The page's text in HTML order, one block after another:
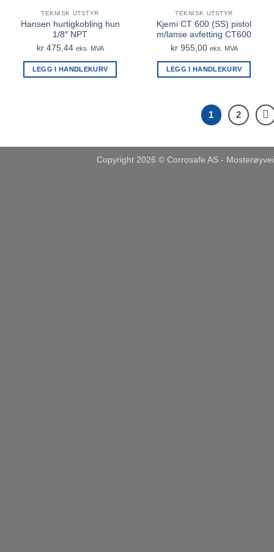
TEKNISK UTSTYR
Hansen hurtigkobling hun
1/8″ NPT
kr475,44 eks. MVA
LEGG I HANDLEKURV
TEKNISK UTSTYR
Kjemi CT 600 (SS) pistol
m/lanse avfetting CT600
kr955,00 eks. MVA
LEGG I HANDLEKURV
1 2
Copyright 2026 © Corrosafe AS -